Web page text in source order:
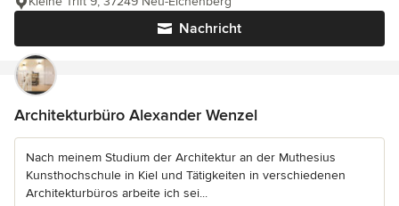
Nachricht
Architekturbüro Alexander Wenzel
Nach meinem Studium der Architektur an der Muthesius
Kunsthochschule in Kiel und Tätigkeiten in verschiedenen
Architekturbüros arbeite ich sei...